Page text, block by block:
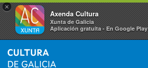
×
Axenda Cultura
Xunta de Galicia
Aplicación gratuíta - En Google Play
INICIO